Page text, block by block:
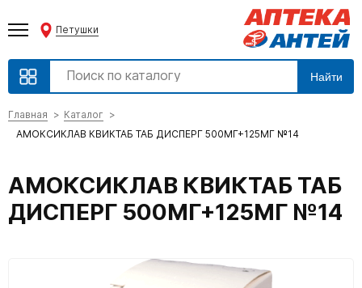
Петушки
Найти
Главная
Каталог
АМОКСИКЛАВ КВИКТАБ ТАБ ДИСПЕРГ 500МГ+125МГ №14
АМОКСИКЛАВ КВИКТАБ ТАБ
ДИСПЕРГ 500МГ+125МГ №14